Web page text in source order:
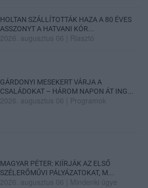
HOLTAN SZÁLLÍTOTTÁK HAZA A 80 ÉVES
ASSZONYT A HATVANI KÓR...
2026. augusztus 06 Riasztó
GÁRDONYI MESEKERT VÁRJA A
CSALÁDOKAT – HÁROM NAPON ÁT ING...
2026. augusztus 06 Programok
MAGYAR PÉTER: KIÍRJÁK AZ ELSŐ
SZÉLERŐMŰVI PÁLYÁZATOKAT, M...
2026. augusztus 06 Mindenki ügye